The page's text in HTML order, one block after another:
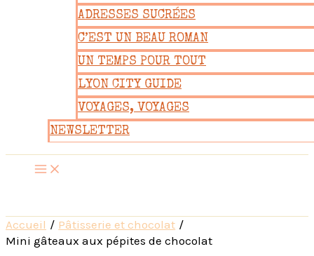
ADRESSES SUCRÉES
C’EST UN BEAU ROMAN
UN TEMPS POUR TOUT
LYON CITY GUIDE
VOYAGES, VOYAGES
NEWSLETTER
Accueil
Pâtisserie et chocolat
Mini gâteaux aux pépites de chocolat